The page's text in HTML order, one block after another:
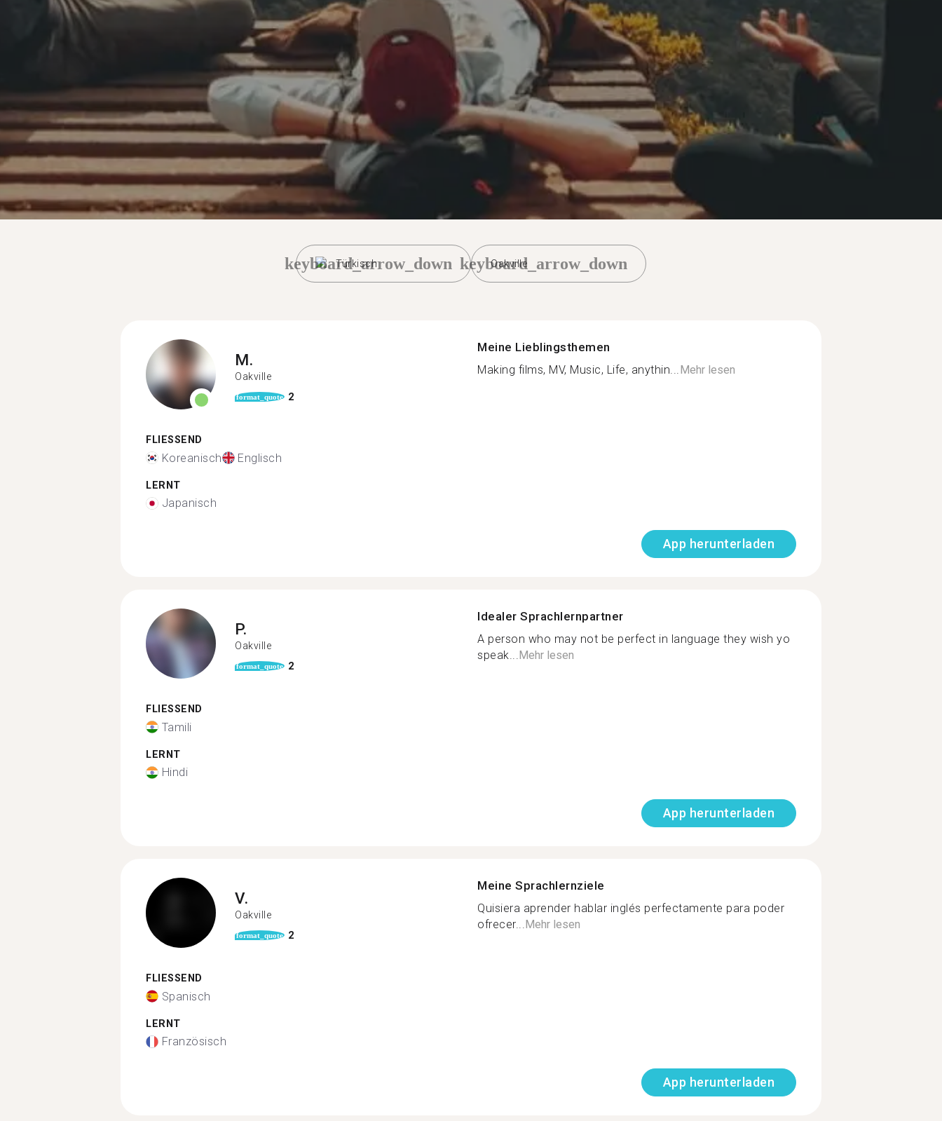
Türkisch
keyboard_arrow_down Oakville
keyboard_arrow_down
M.
Oakville
format_quote 2
FLIESSEND
Koreanisch Englisch
LERNT
Japanisch
Meine Lieblingsthemen
Making films, MV, Music, Life, anythin...Mehr lesen
App herunterladen
P.
Oakville
format_quote 2
FLIESSEND
Tamili
LERNT
Hindi
Idealer Sprachlernpartner
A person who may not be perfect in language they wish yo
speak...Mehr lesen
App herunterladen
V.
Oakville
format_quote 2
FLIESSEND
Spanisch
LERNT
Französisch
Meine Sprachlernziele
Quisiera aprender hablar inglés perfectamente para poder
ofrecer...Mehr lesen
App herunterladen